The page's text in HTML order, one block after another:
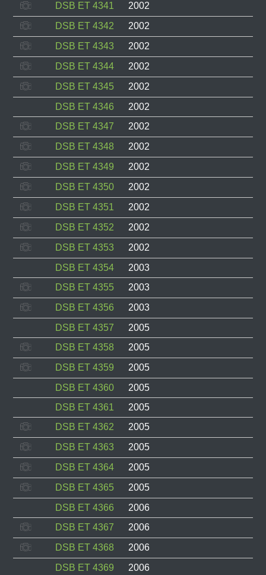
DSB ET 4341
2002
DSB ET 4342
2002
DSB ET 4343
2002
DSB ET 4344
2002
DSB ET 4345
2002
DSB ET 4346
2002
DSB ET 4347
2002
DSB ET 4348
2002
DSB ET 4349
2002
DSB ET 4350
2002
DSB ET 4351
2002
DSB ET 4352
2002
DSB ET 4353
2002
DSB ET 4354
2003
DSB ET 4355
2003
DSB ET 4356
2003
DSB ET 4357
2005
DSB ET 4358
2005
DSB ET 4359
2005
DSB ET 4360
2005
DSB ET 4361
2005
DSB ET 4362
2005
DSB ET 4363
2005
DSB ET 4364
2005
DSB ET 4365
2005
DSB ET 4366
2006
DSB ET 4367
2006
DSB ET 4368
2006
DSB ET 4369
2006